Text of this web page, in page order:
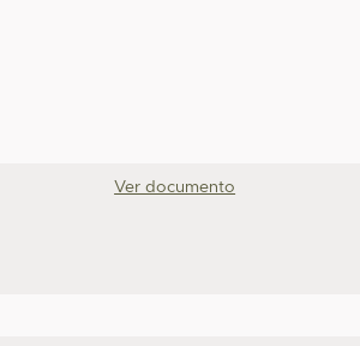
Ver documento